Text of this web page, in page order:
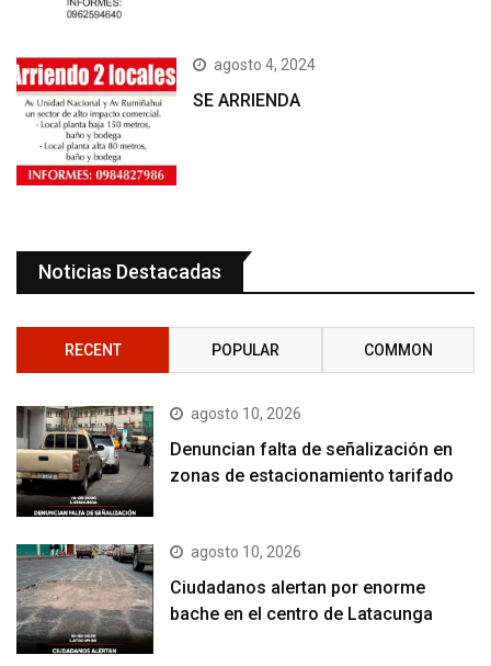
agosto 4, 2024
SE ARRIENDA
Noticias Destacadas
RECENT POPULAR COMMON
agosto 10, 2026
Denuncian falta de señalización en
zonas de estacionamiento tarifado
agosto 10, 2026
Ciudadanos alertan por enorme
bache en el centro de Latacunga